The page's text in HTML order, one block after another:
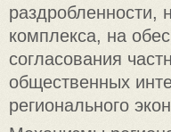
раздробленности,
комплекса, на
согласования
общественных
регионального